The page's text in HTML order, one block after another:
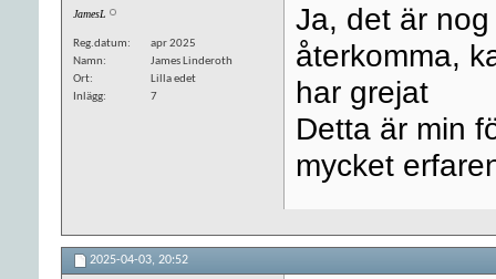
JamesL
Reg.datum
apr 2025
Namn
James Linderoth
Ort
Lilla edet
Inlägg
7
Ja, det är
återkomma,
har grejat
Detta är min
mycket
2025-04-03, 20:52